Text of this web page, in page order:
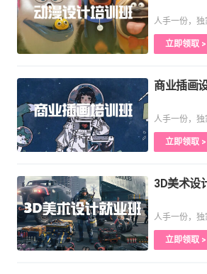
人手一份，
立即领取 >
商业插画
人手一份，
立即领取 >
3D美术设
人手一份，独
立即领取 >